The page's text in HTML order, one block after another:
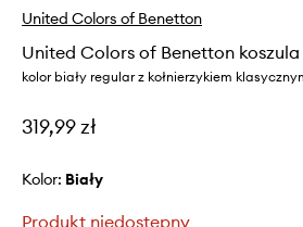
United Colors of Benetton
United Colors of Benetton
kolor biały regular z kołnierzykiem
319,99 zł
Kolor: biały
Produkt niedostępny